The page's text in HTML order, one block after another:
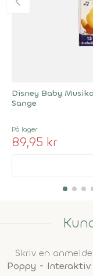
Disney Baby
Sange
På lager
89,95 kr
Skriv en
Poppy -